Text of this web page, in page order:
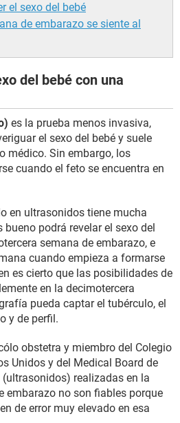
el sexo del bebé
de embarazo se siente al
del bebé con una
es la prueba menos invasiva,
el sexo del bebé y suele
médico. Sin embargo, los
cuando el feto se encuentra en
en ultrasonidos tiene mucha
bueno podrá revelar el sexo del
semana de embarazo, e
cuando empieza a formarse
es cierto que las posibilidades de
en la decimotercera
pueda captar el tubérculo, el
y de perfil.
obstetra y miembro del Colegio
Unidos y del Medical Board de
realizadas en la
embarazo no son fiables porque
de error muy elevado en esa